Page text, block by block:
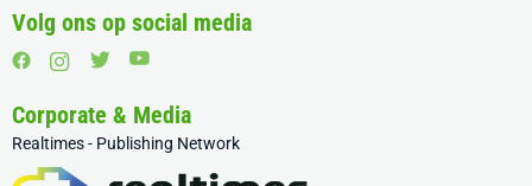
Volg ons op social media
Corporate & Media
Realtimes - Publishing Network